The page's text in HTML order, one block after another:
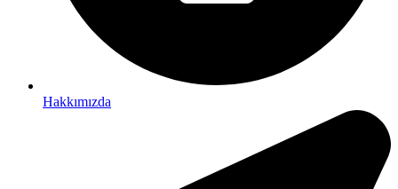
Hakkımızda